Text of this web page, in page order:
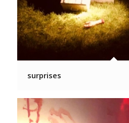
surprises